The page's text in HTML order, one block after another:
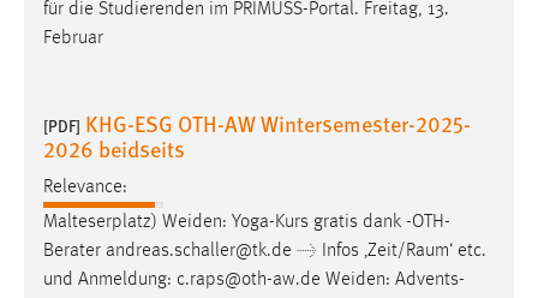
für die Studierenden im PRIMUSS-Portal. Freitag, 13.
Februar
[PDF] KHG-ESG OTH-AW Wintersemester-2025-
2026 beidseits
Relevance:
Malteserplatz) Weiden: Yoga-Kurs gratis dank -OTH-
Berater andreas.schaller@tk.de → Infos ‚Zeit/Raum‘ etc.
und Anmeldung: c.raps@oth-aw.de Weiden: Advents-